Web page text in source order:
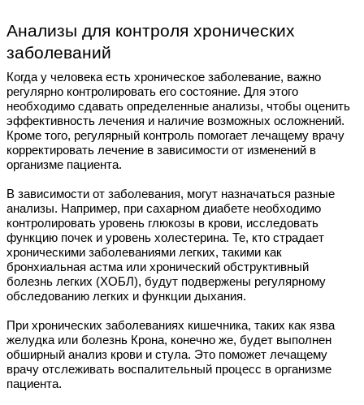
Анализы для контроля хронических
заболеваний
Когда у человека есть хроническое заболевание, важно
регулярно контролировать его состояние. Для этого
необходимо сдавать определенные анализы, чтобы оценить
эффективность лечения и наличие возможных осложнений.
Кроме того, регулярный контроль помогает лечащему врачу
корректировать лечение в зависимости от изменений в
организме пациента.
В зависимости от заболевания, могут назначаться разные
анализы. Например, при сахарном диабете необходимо
контролировать уровень глюкозы в крови, исследовать
функцию почек и уровень холестерина. Те, кто страдает
хроническими заболеваниями легких, такими как
бронхиальная астма или хронический обструктивный
болезнь легких (ХОБЛ), будут подвержены регулярному
обследованию легких и функции дыхания.
При хронических заболеваниях кишечника, таких как язва
желудка или болезнь Крона, конечно же, будет выполнен
обширный анализ крови и стула. Это поможет лечащему
врачу отслеживать воспалительный процесс в организме
пациента.